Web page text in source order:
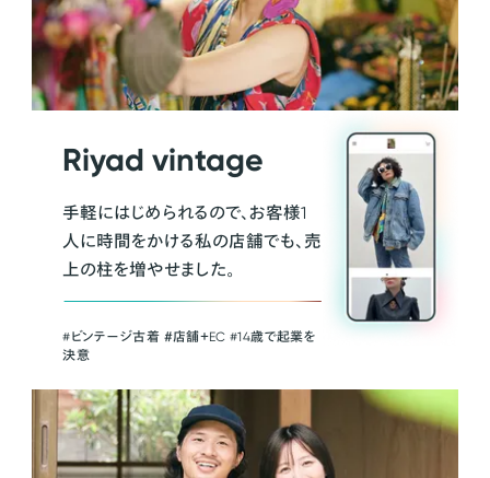
Riyad vintage
手軽にはじめられるので、お客様1
人に時間をかける私の店舗でも、売
上の柱を増やせました。
#ビンテージ古着 ＃店舗＋EC #14歳で起業を
決意